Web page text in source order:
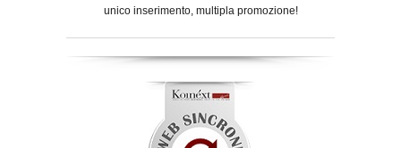
unico inserimento, multipla promozione!